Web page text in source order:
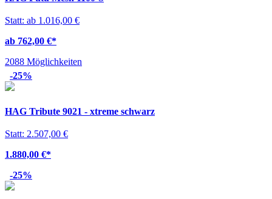
Statt: ab 1.016,00 €
ab 762,00 €*
2088 Möglichkeiten
-25%
HAG Tribute 9021 - xtreme schwarz
Statt: 2.507,00 €
1.880,00 €*
-25%